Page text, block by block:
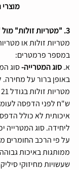
3. "מטריות זולות" מול "מטריות יקרות" -
מטריות זולות או
במספר פרמטרים:
א. סוג המטרייה- סוג
באופן ברור על
ש"ח לפני הדפסה
ליחידה. סוג המטרייה
על פי הרכב החומרים
ממותגות באיכות
שעשויות מחיזוקי